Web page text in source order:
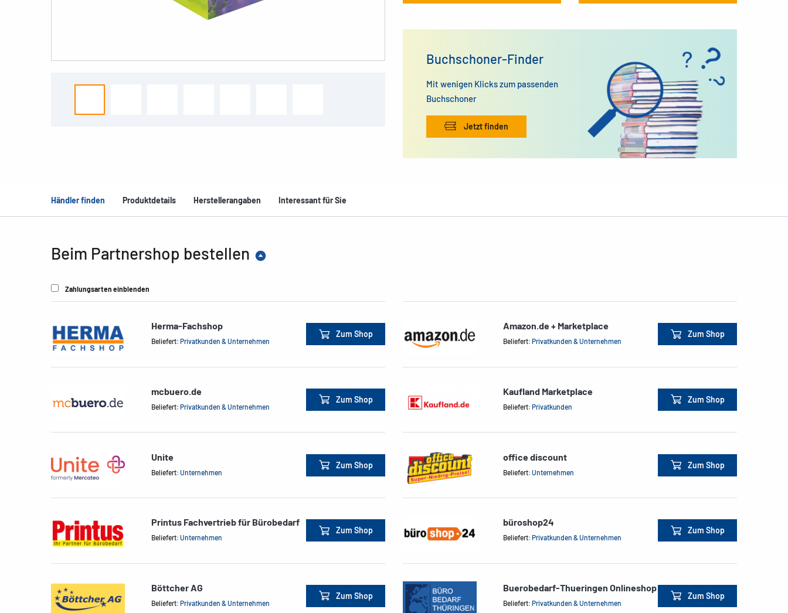
Buchschoner-Finder
Mit wenigen Klicks zum passenden
Buchschoner
Jetzt finden
Händler finden Produktdetails Herstellerangaben Interessant für Sie
Beim Partnershop bestellen
Zahlungsarten einblenden
Herma-Fachshop
Beliefert: Privatkunden & Unternehmen
Zum Shop
Amazon.de + Marketplace
Beliefert: Privatkunden & Unternehmen
Zum Shop
mcbuero.de
Beliefert: Privatkunden & Unternehmen
Zum Shop
Kaufland Marketplace
Beliefert: Privatkunden
Zum Shop
Unite
Beliefert: Unternehmen
Zum Shop
office discount
Beliefert: Unternehmen
Zum Shop
Printus Fachvertrieb für Bürobedarf
Beliefert: Unternehmen
Zum Shop
büroshop24
Beliefert: Privatkunden & Unternehmen
Zum Shop
Böttcher AG
Beliefert: Privatkunden & Unternehmen
Zum Shop
Buerobedarf-Thueringen Onlineshop
Beliefert: Privatkunden & Unternehmen
Zum Shop